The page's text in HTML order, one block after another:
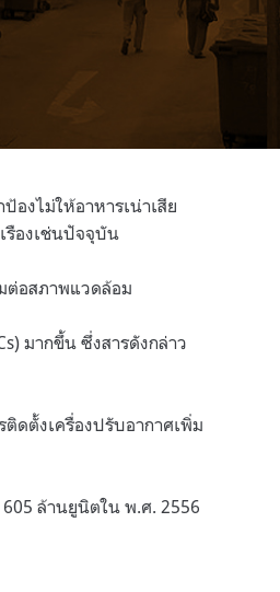
องไม่ให้อาหารเน่าเสีย
รืองเช่นปัจจุบัน
ต่อสภาพแวดล้อม
มากขึ้น ซึ่งสารดังกล่าว
ดตั้งเครื่องปรับอากาศเพิ่ม
605 ล้านยูนิตใน พ.ศ. 2556